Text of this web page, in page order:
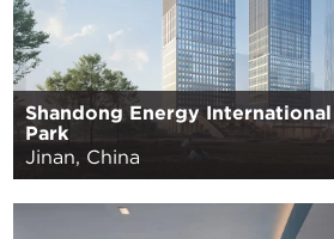
Shandong Energy
Park
Jinan, China